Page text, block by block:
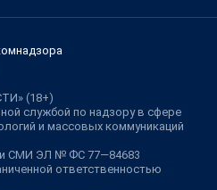
(18+)
службой по надзору в сфере
и массовых коммуникаций
СМИ ЭЛ № ФС 77—84683
ответственностью